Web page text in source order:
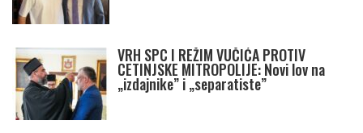
VRH SPC I REŽIM VUČIĆA PROTIV
CETINJSKE MITROPOLIJE: Novi lov na
„izdajnike” i „separatiste”